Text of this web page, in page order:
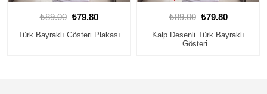
₺89.00 ₺79.80
Kalp Desenli Türk Bayraklı
₺14.00 ₺12.90
Kişiye Özel 29 Ekim
Cumhuriyet Bay...